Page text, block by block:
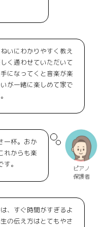
いにわかりやすく教え
く通わせていただいて
になってくと音楽が楽
が一緒に楽しめて家で
ピアノ
保護者
一杯。おか
れからも楽
。
、すぐ時間がすぎるよ
の伝え方はとてもやさ